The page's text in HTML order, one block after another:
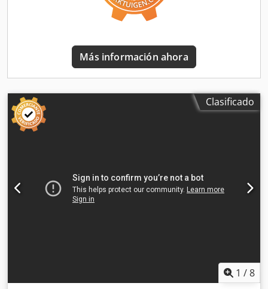
Más información ahora
Clasificado
1 /8